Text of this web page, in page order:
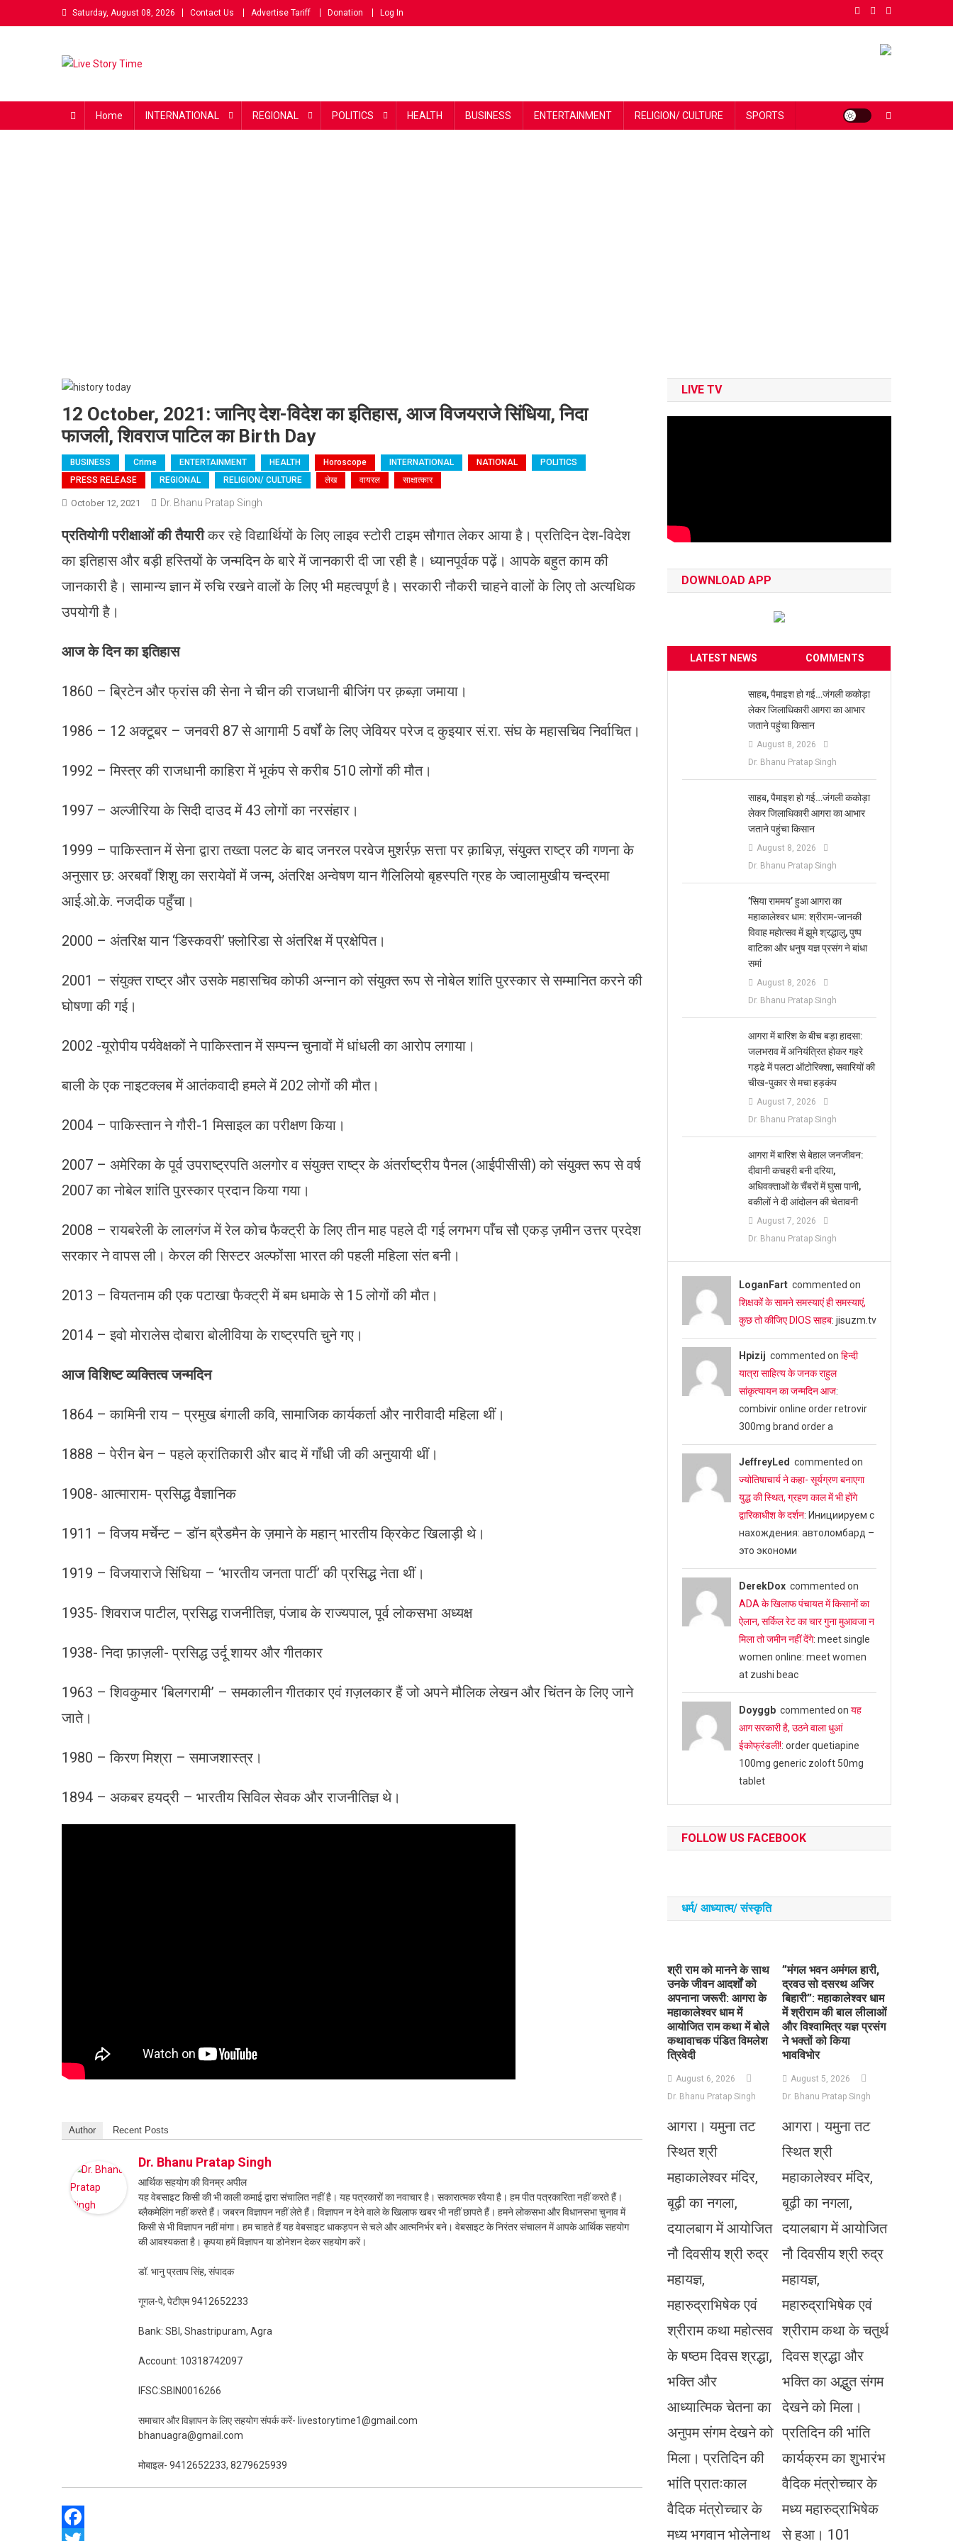
to
Saturday, August 08, 2026 Contact Us Advertise Tariff Donation Log In
Home INTERNATIONAL REGIONAL POLITICS HEALTH BUSINESS ENTERTAINMENT RELIGION/ CULTURE SPORTS
12 October, 2021: जानिए देश-विदेश का इतिहास, आज विजयराजे सिंधिया, निदा
फाजली, शिवराज पाटिल का Birth Day
BUSINESS Crime ENTERTAINMENT HEALTH Horoscope INTERNATIONAL NATIONAL
POLITICS
PRESS RELEASE
REGIONAL RELIGION/ CULTURE लेख वायरल साक्षात्कार
October 12, 2021 Dr. Bhanu Pratap Singh
प्रतियोगी परीक्षाओं की तैयारीकर रहे विद्यार्थियों के लिए लाइव स्टोरी टाइम सौगात लेकर आया है। प्रतिदिन देश-विदेश
का इतिहास और बड़ी हस्तियों के जन्मदिन के बारे में जानकारी दी जा रही है। ध्यानपूर्वक पढ़ें। आपके बहुत काम की
जानकारी है। सामान्य ज्ञान में रुचि रखने वालों के लिए भी महत्वपूर्ण है। सरकारी नौकरी चाहने वालों के लिए तो अत्यधिक
उपयोगी है।
आज के दिन का इतिहास
1860 – ब्रिटेन और फ्रांस की सेना ने चीन की राजधानी बीजिंग पर क़ब्ज़ा जमाया।
1986 – 12 अक्टूबर – जनवरी 87 से आगामी 5 वर्षों के लिए जेवियर परेज द कुइयार सं.रा. संघ के महासचिव निर्वाचित।
1992 – मिस्त्र की राजधानी काहिरा में भूकंप से करीब 510 लोगों की मौत।
1997 – अल्जीरिया के सिदी दाउद में 43 लोगों का नरसंहार।
1999 – पाकिस्तान में सेना द्वारा तख्ता पलट के बाद जनरल परवेज मुशर्रफ़ सत्ता पर क़ाबिज़, संयुक्त राष्ट्र की गणना के
अनुसार छ: अरबवाँ शिशु का सरायेवों में जन्म, अंतरिक्ष अन्वेषण यान गैलिलियो बृहस्पति ग्रह के ज्वालामुखीय चन्द्रमा
आई.ओ.के. नजदीक पहुँचा।
2000 – अंतरिक्ष यान ‘डिस्कवरी’ फ़्लोरिडा से अंतरिक्ष में प्रक्षेपित।
2001 – संयुक्त राष्ट्र और उसके महासचिव कोफी अन्नान को संयुक्त रूप से नोबेल शांति पुरस्कार से सम्मानित करने की
घोषणा की गई।
2002 -यूरोपीय पर्यवेक्षकों ने पाकिस्तान में सम्पन्न चुनावों में धांधली का आरोप लगाया।
बाली के एक नाइटक्लब में आतंकवादी हमले में 202 लोगों की मौत।
2004 – पाकिस्तान ने गौरी-1 मिसाइल का परीक्षण किया।
2007 – अमेरिका के पूर्व उपराष्ट्रपति अलगोर व संयुक्त राष्ट्र के अंतर्राष्ट्रीय पैनल (आईपीसीसी) को संयुक्त रूप से वर्ष
2007 का नोबेल शांति पुरस्कार प्रदान किया गया।
2008 – रायबरेली के लालगंज में रेल कोच फैक्ट्री के लिए तीन माह पहले दी गई लगभग पाँच सौ एकड़ ज़मीन उत्तर प्रदेश
सरकार ने वापस ली। केरल की सिस्टर अल्फोंसा भारत की पहली महिला संत बनी।
2013 – वियतनाम की एक पटाखा फैक्ट्री में बम धमाके से 15 लोगों की मौत।
2014 – इवो मोरालेस दोबारा बोलीविया के राष्ट्रपति चुने गए।
आज विशिष्ट व्यक्तित्व जन्मदिन
1864 – कामिनी राय – प्रमुख बंगाली कवि, सामाजिक कार्यकर्ता और नारीवादी महिला थीं।
1888 – पेरीन बेन – पहले क्रांतिकारी और बाद में गाँधी जी की अनुयायी थीं।
1908- आत्माराम- प्रसिद्ध वैज्ञानिक
1911 – विजय मर्चेन्ट – डॉन ब्रैडमैन के ज़माने के महान् भारतीय क्रिकेट खिलाड़ी थे।
1919 – विजयाराजे सिंधिया – ‘भारतीय जनता पार्टी’ की प्रसिद्ध नेता थीं।
1935- शिवराज पाटील, प्रसिद्ध राजनीतिज्ञ, पंजाब के राज्यपाल, पूर्व लोकसभा अध्यक्ष
1938- निदा फ़ाज़ली- प्रसिद्ध उर्दू शायर और गीतकार
1963 – शिवकुमार ‘बिलगरामी’ – समकालीन गीतकार एवं ग़ज़लकार हैं जो अपने मौलिक लेखन और चिंतन के लिए जाने
जाते।
1980 – किरण मिश्रा – समाजशास्त्र।
1894 – अकबर हयद्री – भारतीय सिविल सेवक और राजनीतिज्ञ थे।
Author Recent Posts
Dr. Bhanu Pratap Singh
आर्थिक सहयोग की विनम्र अपील
यह वेबसाइट किसी की भी काली कमाई द्वारा संचालित नहीं है। यह पत्रकारों का नवाचार है। सकारात्मक रवैया है। हम पीत पत्रकारिता नहीं करते हैं।
ब्लैकमेलिंग नहीं करते हैं। जबरन विज्ञापन नहीं लेते हैं। विज्ञापन न देने वाले के खिलाफ खबर भी नहीं छापते हैं। हमने लोकसभा और विधानसभा चुनाव में
किसी से भी विज्ञापन नहीं मांगा। हम चाहते हैं यह वेबसाइट धाकड़पन से चले और आत्मनिर्भर बने। वेबसाइट के निरंतर संचालन में आपके आर्थिक सहयोग
की आवश्यकता है। कृपया हमें विज्ञापन या डोनेशन देकर सहयोग करें।
डॉ. भानु प्रताप सिंह, संपादक
गूगल-पे, पेटीएम 9412652233
Bank: SBI, Shastripuram, Agra
Account: 10318742097
IFSC:SBIN0016266
समाचार और विज्ञापन के लिए सहयोग संपर्क करें- livestorytime1@gmail.com
bhanuagra@gmail.com
मोबाइल- 9412652233, 8279625939
LIVE TV
DOWNLOAD APP
LATEST NEWS COMMENTS
साहब, पैमाइश हो गई…जंगली ककोड़ा
लेकर जिलाधिकारी आगरा का आभार
जताने पहुंचा किसान
August 8, 2026
Dr. Bhanu Pratap Singh
साहब, पैमाइश हो गई…जंगली ककोड़ा
लेकर जिलाधिकारी आगरा का आभार
जताने पहुंचा किसान
August 8, 2026
Dr. Bhanu Pratap Singh
​’सिया राममय’ हुआ आगरा का
महाकालेश्वर धाम: श्रीराम-जानकी
विवाह महोत्सव में झूमे श्रद्धालु, पुष्प
वाटिका और धनुष यज्ञ प्रसंग ने बांधा
समां
August 8, 2026
Dr. Bhanu Pratap Singh
आगरा में बारिश के बीच बड़ा हादसा:
जलभराव में अनियंत्रित होकर गहरे
गड्ढे में पलटा ऑटोरिक्शा, सवारियों की
चीख-पुकार से मचा हड़कंप
August 7, 2026
Dr. Bhanu Pratap Singh
आगरा में बारिश से बेहाल जनजीवन:
दीवानी कचहरी बनी दरिया,
अधिवक्ताओं के चैंबरों में घुसा पानी,
वकीलों ने दी आंदोलन की चेतावनी
August 7, 2026
Dr. Bhanu Pratap Singh
LoganFartcommented on
शिक्षकों के सामने समस्याएं ही समस्याएं,
कुछ तो कीजिए DIOS साहब: jisuzm.tv
Hpizij commented on हिन्दी
यात्रा साहित्य के जनक राहुल
सांकृत्यायन का जन्‍मदिन आज:
combivir online order retrovir
300mg brand order a
JeffreyLed commented on
ज्योतिषाचार्य ने कहा- सूर्यग्रण बनाएगा
युद्ध की स्थित, ग्रहण काल में भी होंगे
द्वारिकाधीश के दर्शन: Инициируем с
нахождения: автоломбард –
это экономи
DerekDoxcommented on
ADA के खिलाफ पंचायत में किसानों का
ऐलान, सर्किल रेट का चार गुना मुआवजा न
मिला तो जमीन नहीं देंगे: meet single
women online: meet women
at zushi beac
Doyggbcommented on यह
आग सरकारी है, उठने वाला धुआं
ईकोफ्रंडली!: order quetiapine
100mg generic zoloft 50mg
tablet
FOLLOW US FACEBOOK
धर्म/ आध्‍यात्‍म/ संस्‍कृति
​श्री राम को मानने के साथ
उनके जीवन आदर्शों को
अपनाना जरूरी: आगरा के
महाकालेश्वर धाम में
आयोजित राम कथा में बोले
कथावाचक पंडित विमलेश
त्रिवेदी
August 6, 2026
Dr. Bhanu Pratap Singh
आगरा। यमुना तट
स्थित श्री
महाकालेश्वर मंदिर,
बूढ़ी का नगला,
दयालबाग में आयोजित
नौ दिवसीय श्री रुद्र
महायज्ञ,
महारुद्राभिषेक एवं
श्रीराम कथा महोत्सव
के षष्ठम दिवस श्रद्धा,
भक्ति और
आध्यात्मिक चेतना का
अनुपम संगम देखने को
मिला। प्रतिदिन की
भांति प्रातःकाल
वैदिक मंत्रोच्चार के
मध्य भगवान भोलेनाथ
​”मंगल भवन अमंगल हारी,
द्रवउ सो दसरथ अजिर
बिहारी”: महाकालेश्वर धाम
में श्रीराम की बाल लीलाओं
और विश्वामित्र यज्ञ प्रसंग
ने भक्तों को किया
भावविभोर
August 5, 2026
Dr. Bhanu Pratap Singh
आगरा। यमुना तट
स्थित श्री
महाकालेश्वर मंदिर,
बूढ़ी का नगला,
दयालबाग में आयोजित
नौ दिवसीय श्री रुद्र
महायज्ञ,
महारुद्राभिषेक एवं
श्रीराम कथा के चतुर्थ
दिवस श्रद्धा और
भक्ति का अद्भुत संगम
देखने को मिला।
प्रतिदिन की भांति
कार्यक्रम का शुभारंभ
वैदिक मंत्रोच्चार के
मध्य महारुद्राभिषेक
से हुआ। 101